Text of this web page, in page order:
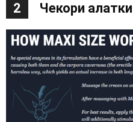
2 Чекори алатки